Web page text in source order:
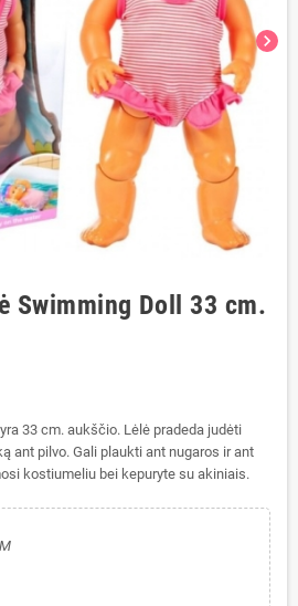
chevron_right
Swimming Doll 33 cm.
33 cm. aukščio. Lėlė pradeda judėti
ant pilvo. Gali plaukti ant nugaros ir ant
kostiumeliu bei kepuryte su akiniais.